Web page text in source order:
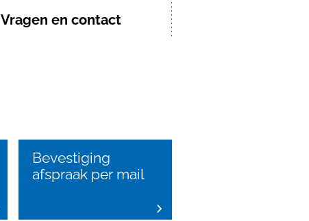
Vragen en contact
Bevestiging
afspraak per mail